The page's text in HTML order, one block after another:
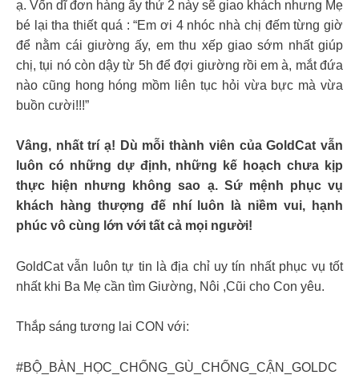
ạ. Vốn dĩ đơn hàng ấy thứ 2 này sẽ giao khách nhưng Mẹ
bé lại tha thiết quá : “Em ơi 4 nhóc nhà chị đếm từng giờ
để nằm cái giường ấy, em thu xếp giao sớm nhất giúp
chị, tụi nó còn dậy từ 5h để đợi giường rồi em à, mắt đứa
nào cũng hong hóng mồm liên tục hỏi vừa bực mà vừa
buồn cười!!!”
Vâng, nhất trí ạ! Dù mỗi thành viên của GoldCat vẫn
luôn có những dự định, những kế hoạch chưa kịp
thực hiện nhưng không sao ạ. Sứ mệnh phục vụ
khách hàng thượng đế nhí luôn là niềm vui, hạnh
phúc vô cùng lớn với tất cả mọi người!
GoldCat vẫn luôn tự tin là địa chỉ uy tín nhất phục vụ tốt
nhất khi Ba Mẹ cần tìm Giường, Nôi ,Cũi cho Con yêu.
Thắp sáng tương lai CON với:
#BỘ_BÀN_HỌC_CHỐNG_GÙ_CHỐNG_CẬN_GOLDC